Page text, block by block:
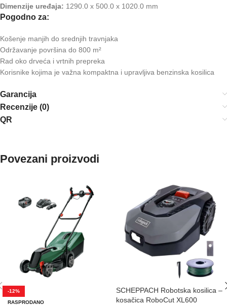
Dimenzije uređaja: 1290.0 x 500.0 x 1020.0 mm
Pogodno za:
Košenje manjih do srednjih travnjaka
Održavanje površina do 800 m²
Rad oko drveća i vrtnih prepreka
Korisnike kojima je važna kompaktna i upravljiva benzinska kosilica
Garancija
Recenzije (0)
QR
Povezani proizvodi
-12%
RASPRODANO
SCHEPPACH Robotska kosilica –
kosačica RoboCut XL600